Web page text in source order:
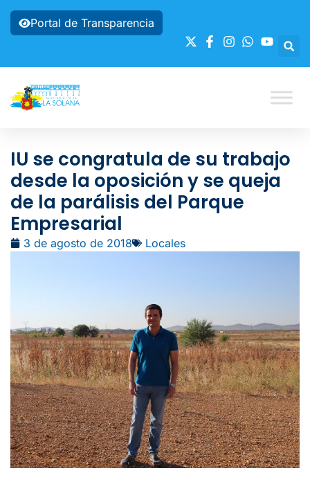
Portal de Transparencia
IU se congratula de su trabajo
desde la oposición y se queja
de la parálisis del Parque
Empresarial
3 de agosto de 2018 Locales